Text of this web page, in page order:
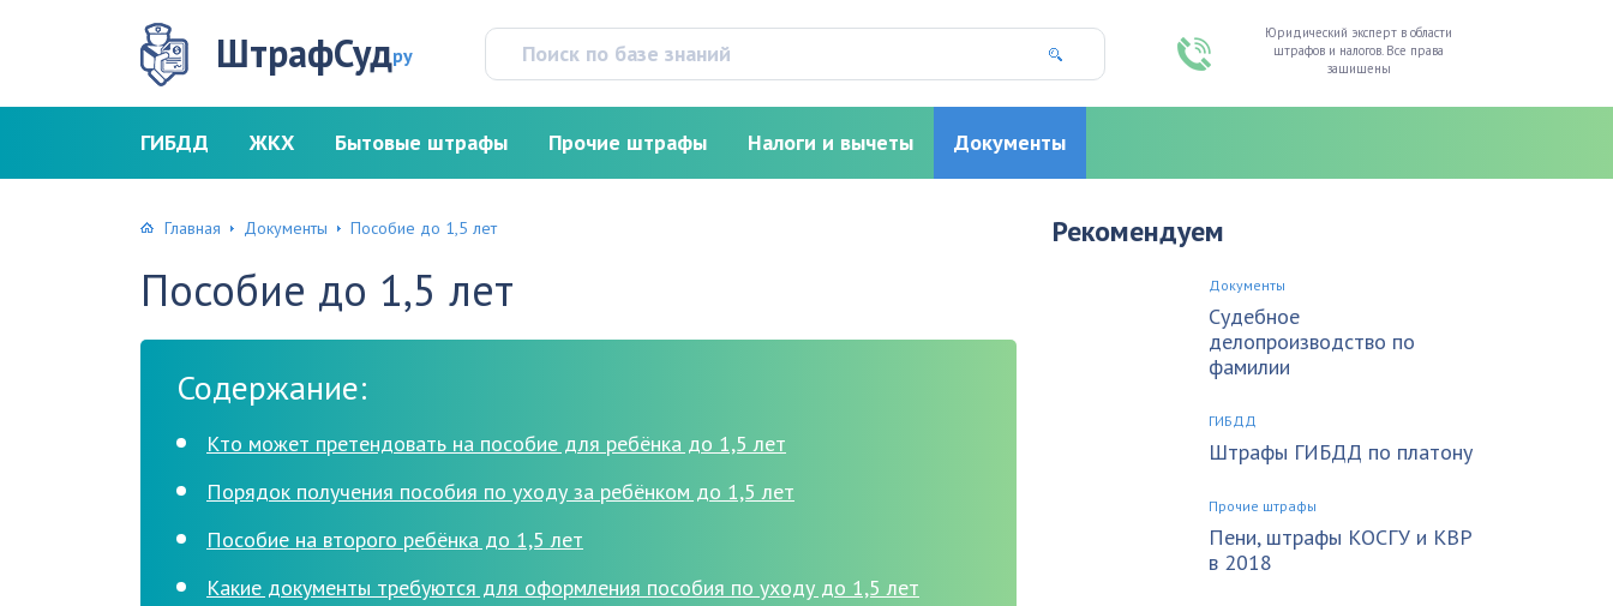
ШтрафСудру
Юридический эксперт в области
штрафов и налогов. Все права
защищены
ГИБДД ЖКХ Бытовые штрафы Прочие штрафы Налоги и вычеты Документы
Главная Документы Пособие до 1,5 лет
Пособие до 1,5 лет
Содержание:
Кто может претендовать на пособие для ребёнка до 1,5 лет
Порядок получения пособия по уходу за ребёнком до 1,5 лет
Пособие на второго ребёнка до 1,5 лет
Какие документы требуются для оформления пособия по уходу до 1,5 лет
Рекомендуем
Документы
Судебное
делопроизводство по
фамилии
ГИБДД
Штрафы ГИБДД по платону
Прочие штрафы
Пени, штрафы КОСГУ и КВР
в 2018